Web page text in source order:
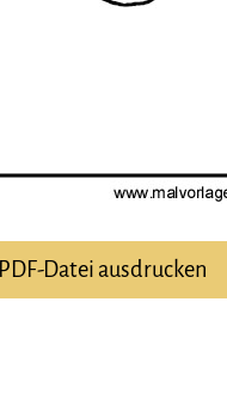
Datei ausdrucken